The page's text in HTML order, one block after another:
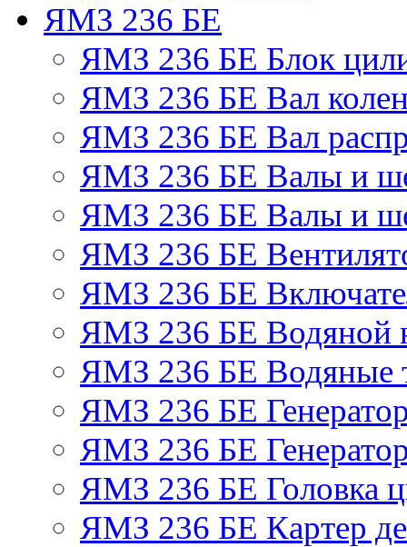
ЯМЗ 236 БЕ
ЯМЗ 236 БЕ Блок
ЯМЗ 236 БЕ Вал
ЯМЗ 236 БЕ Вал
ЯМЗ 236 БЕ Валы и
ЯМЗ 236 БЕ Валы и
ЯМЗ 236 БЕ
ЯМЗ 236 БЕ
ЯМЗ 236 БЕ Водяной
ЯМЗ 236 БЕ Водяные
ЯМЗ 236 БЕ
ЯМЗ 236 БЕ
ЯМЗ 236 БЕ Головка
ЯМЗ 236 БЕ Картер